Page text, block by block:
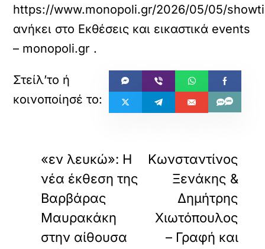
https://www.monopoli.gr/2026/05/05/
ανήκει στο Εκθέσεις και εικαστικά events
– monopoli.gr .
«εν λευκώ»: Η
νέα έκθεση της
Βαρβάρας
Μαυρακάκη
στην αίθουσα
Κωνσταντίνος
Ξενάκης &
Δημήτρης
Χιωτόπουλος
– Γραφή και